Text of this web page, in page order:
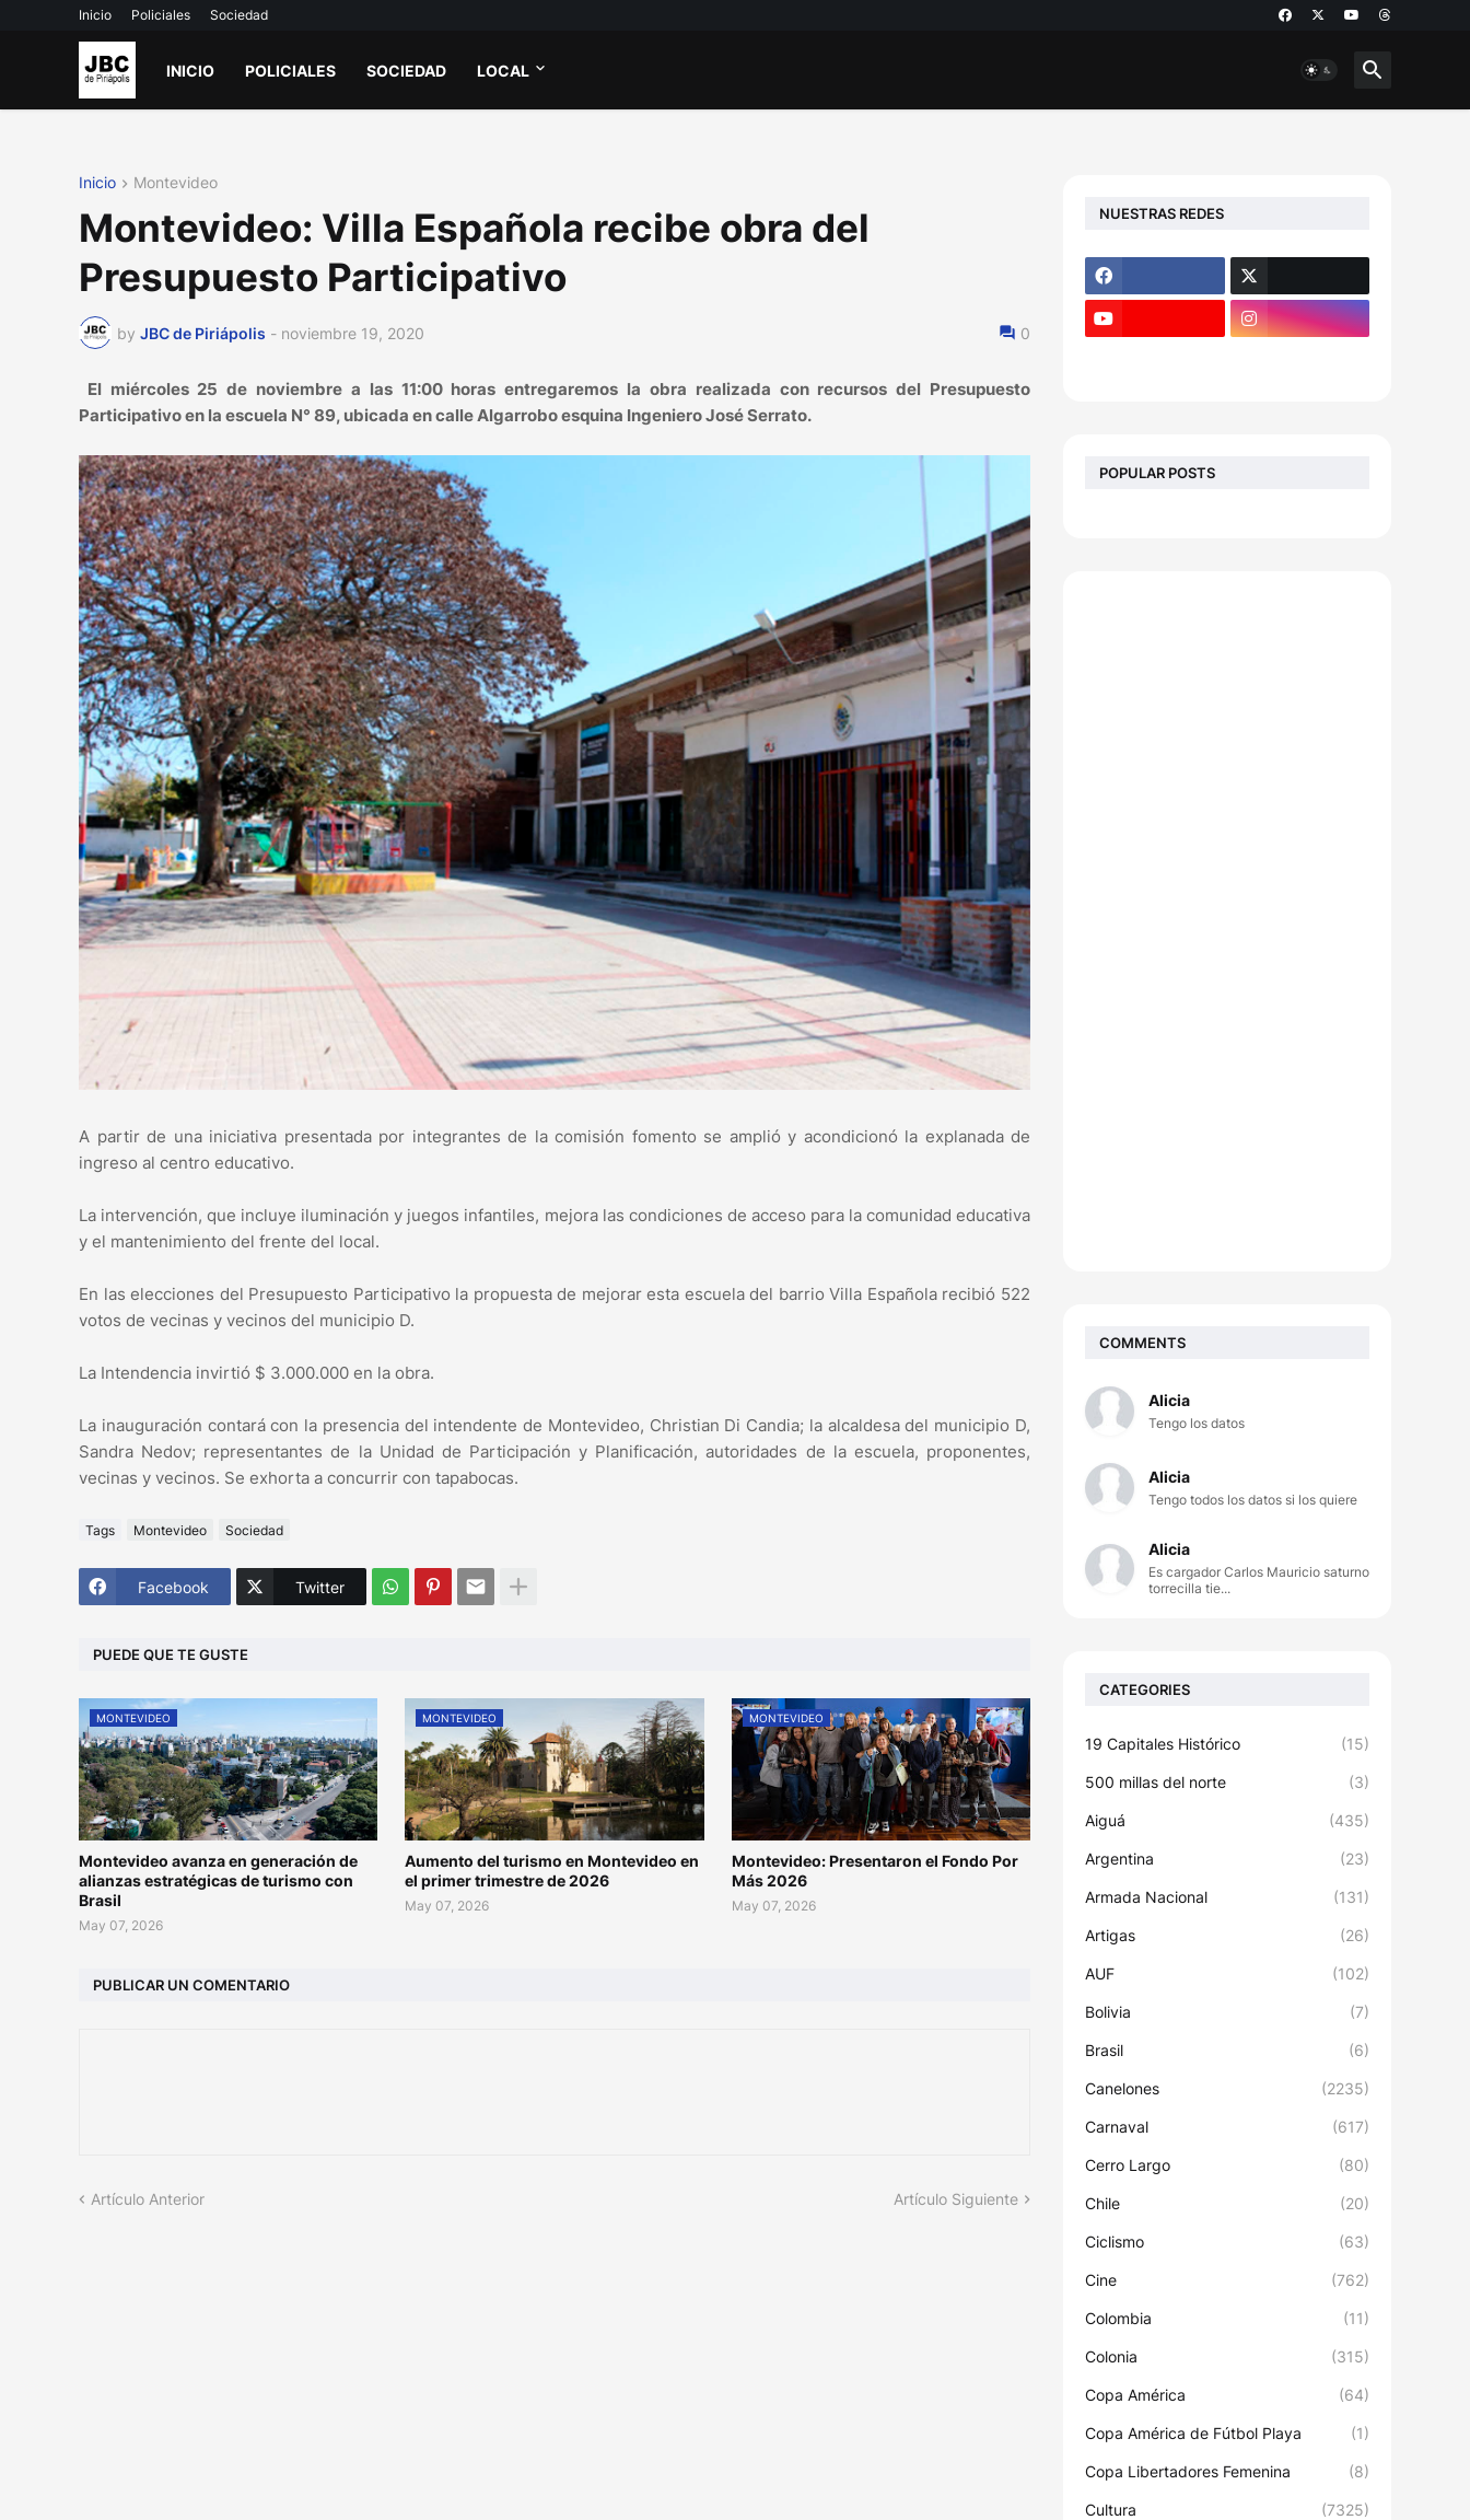
Inicio Policiales Sociedad
INICIO POLICIALES SOCIEDAD LOCAL
Inicio Montevideo
Montevideo: Villa Española recibe obra del
Presupuesto Participativo
by JBC de Piriápolis - noviembre 19, 2020 0
El miércoles 25 de noviembre a las 11:00 horas entregaremos la obra realizada con recursos del Presupuesto
Participativo en la escuela N° 89, ubicada en calle Algarrobo esquina Ingeniero José Serrato.
A partir de una iniciativa presentada por integrantes de la comisión fomento se amplió y acondicionó la explanada de
ingreso al centro educativo.
La intervención, que incluye iluminación y juegos infantiles, mejora las condiciones de acceso para la comunidad educativa
y el mantenimiento del frente del local.
En las elecciones del Presupuesto Participativo la propuesta de mejorar esta escuela del barrio Villa Española recibió 522
votos de vecinas y vecinos del municipio D.
La Intendencia invirtió $ 3.000.000 en la obra.
La inauguración contará con la presencia del intendente de Montevideo, Christian Di Candia; la alcaldesa del municipio D,
Sandra Nedov; representantes de la Unidad de Participación y Planificación, autoridades de la escuela, proponentes,
vecinas y vecinos. Se exhorta a concurrir con tapabocas.
Tags Montevideo Sociedad
Facebook Twitter
PUEDE QUE TE GUSTE
MONTEVIDEO
Montevideo avanza en generación de
alianzas estratégicas de turismo con
Brasil
May 07, 2026
MONTEVIDEO
Aumento del turismo en Montevideo en
el primer trimestre de 2026
May 07, 2026
MONTEVIDEO
Montevideo: Presentaron el Fondo Por
Más 2026
May 07, 2026
PUBLICAR UN COMENTARIO
Artículo Anterior Artículo Siguiente
NUESTRAS REDES
POPULAR POSTS
COMMENTS
Alicia
Tengo los datos
Alicia
Tengo todos los datos si los quiere
Alicia
Es cargador Carlos Mauricio saturno
torrecilla tie...
CATEGORIES
19 Capitales Histórico (15)
500 millas del norte (3)
Aiguá (435)
Argentina (23)
Armada Nacional (131)
Artigas (26)
AUF (102)
Bolivia (7)
Brasil (6)
Canelones (2235)
Carnaval (617)
Cerro Largo (80)
Chile (20)
Ciclismo (63)
Cine (762)
Colombia (11)
Colonia (315)
Copa América (64)
Copa América de Fútbol Playa (1)
Copa Libertadores Femenina (8)
Cultura (7325)